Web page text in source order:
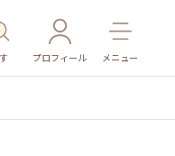
プロフィール メニュー